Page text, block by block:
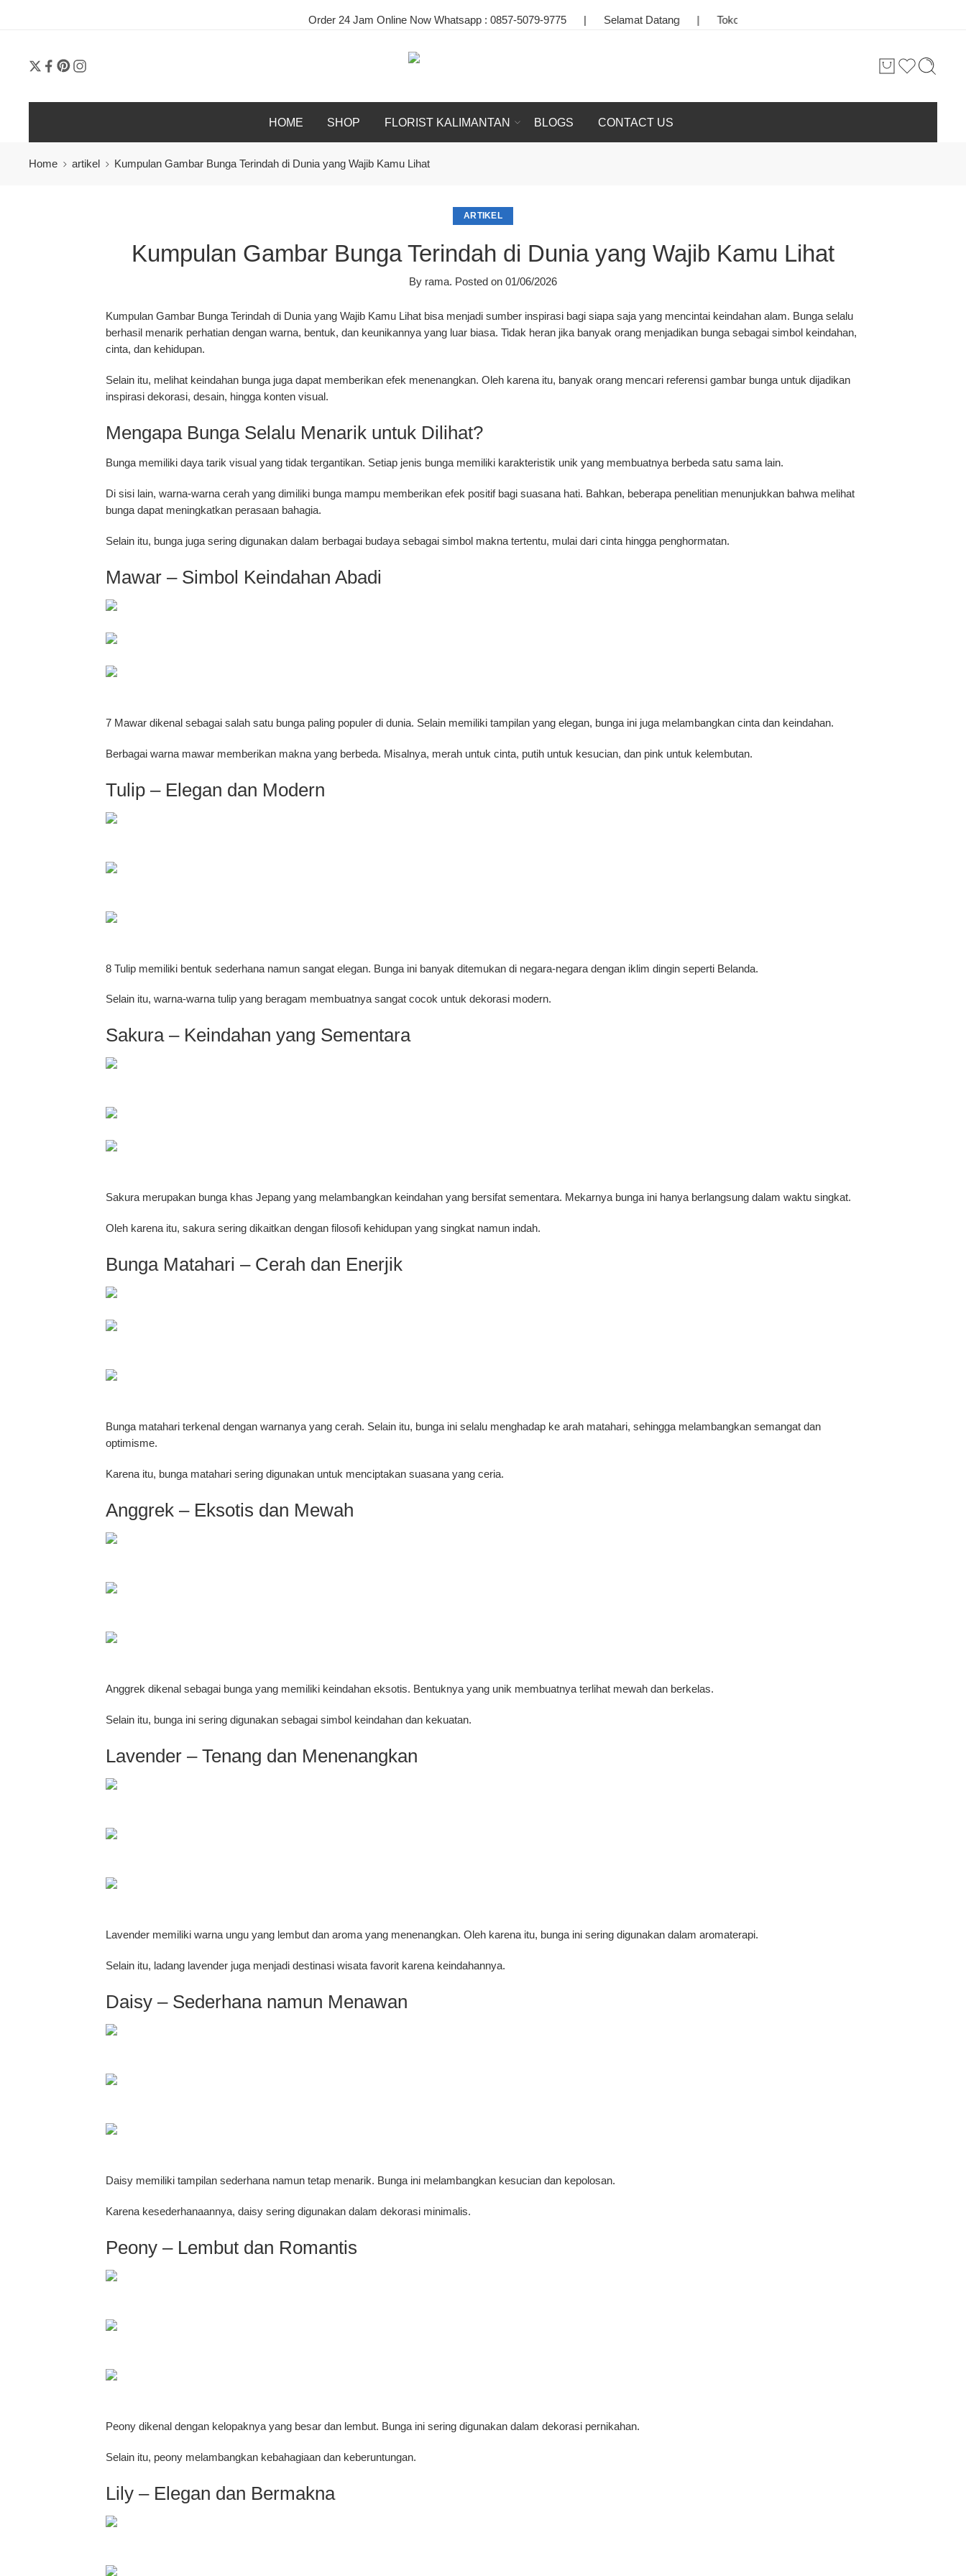
Order 24 Jam Online Now Whatsapp :0857-5079-9775 | Selamat Datang | Toko Bunga & Karangan Bunga Terbaik di Kota Palangkaraya
HOME SHOP FLORIST KALIMANTAN BLOGS CONTACT US
Home artikel Kumpulan Gambar Bunga Terindah di Dunia yang Wajib Kamu Lihat
ARTIKEL
Kumpulan Gambar Bunga Terindah di Dunia yang Wajib Kamu Lihat
By rama. Posted on 01/06/2026
Kumpulan Gambar Bunga Terindah di Dunia yang Wajib Kamu Lihat bisa menjadi sumber inspirasi bagi siapa saja yang mencintai keindahan alam. Bunga selalu
berhasil menarik perhatian dengan warna, bentuk, dan keunikannya yang luar biasa. Tidak heran jika banyak orang menjadikan bunga sebagai simbol keindahan,
cinta, dan kehidupan.
Selain itu, melihat keindahan bunga juga dapat memberikan efek menenangkan. Oleh karena itu, banyak orang mencari referensi gambar bunga untuk dijadikan
inspirasi dekorasi, desain, hingga konten visual.
Mengapa Bunga Selalu Menarik untuk Dilihat?
Bunga memiliki daya tarik visual yang tidak tergantikan. Setiap jenis bunga memiliki karakteristik unik yang membuatnya berbeda satu sama lain.
Di sisi lain, warna-warna cerah yang dimiliki bunga mampu memberikan efek positif bagi suasana hati. Bahkan, beberapa penelitian menunjukkan bahwa melihat
bunga dapat meningkatkan perasaan bahagia.
Selain itu, bunga juga sering digunakan dalam berbagai budaya sebagai simbol makna tertentu, mulai dari cinta hingga penghormatan.
Mawar – Simbol Keindahan Abadi
7 Mawar dikenal sebagai salah satu bunga paling populer di dunia. Selain memiliki tampilan yang elegan, bunga ini juga melambangkan cinta dan keindahan.
Berbagai warna mawar memberikan makna yang berbeda. Misalnya, merah untuk cinta, putih untuk kesucian, dan pink untuk kelembutan.
Tulip – Elegan dan Modern
8 Tulip memiliki bentuk sederhana namun sangat elegan. Bunga ini banyak ditemukan di negara-negara dengan iklim dingin seperti Belanda.
Selain itu, warna-warna tulip yang beragam membuatnya sangat cocok untuk dekorasi modern.
Sakura – Keindahan yang Sementara
Sakura merupakan bunga khas Jepang yang melambangkan keindahan yang bersifat sementara. Mekarnya bunga ini hanya berlangsung dalam waktu singkat.
Oleh karena itu, sakura sering dikaitkan dengan filosofi kehidupan yang singkat namun indah.
Bunga Matahari – Cerah dan Enerjik
Bunga matahari terkenal dengan warnanya yang cerah. Selain itu, bunga ini selalu menghadap ke arah matahari, sehingga melambangkan semangat dan
optimisme.
Karena itu, bunga matahari sering digunakan untuk menciptakan suasana yang ceria.
Anggrek – Eksotis dan Mewah
Anggrek dikenal sebagai bunga yang memiliki keindahan eksotis. Bentuknya yang unik membuatnya terlihat mewah dan berkelas.
Selain itu, bunga ini sering digunakan sebagai simbol keindahan dan kekuatan.
Lavender – Tenang dan Menenangkan
Lavender memiliki warna ungu yang lembut dan aroma yang menenangkan. Oleh karena itu, bunga ini sering digunakan dalam aromaterapi.
Selain itu, ladang lavender juga menjadi destinasi wisata favorit karena keindahannya.
Daisy – Sederhana namun Menawan
Daisy memiliki tampilan sederhana namun tetap menarik. Bunga ini melambangkan kesucian dan kepolosan.
Karena kesederhanaannya, daisy sering digunakan dalam dekorasi minimalis.
Peony – Lembut dan Romantis
Peony dikenal dengan kelopaknya yang besar dan lembut. Bunga ini sering digunakan dalam dekorasi pernikahan.
Selain itu, peony melambangkan kebahagiaan dan keberuntungan.
Lily – Elegan dan Bermakna